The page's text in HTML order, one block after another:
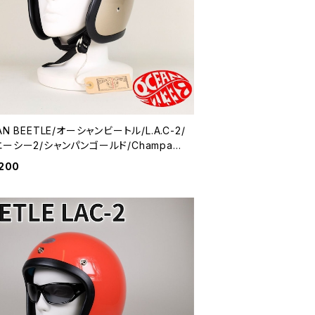
BEETLE/オーシャンビートル/L.A.C-2/
ーシー2/シャンパンゴールド/Champag
ビートル/ヘルメット/ジェットヘルメッ